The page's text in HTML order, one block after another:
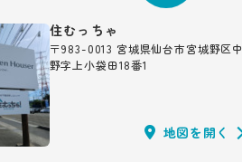
住むっちゃ
〒983-0013 宮城県仙台市宮城野区中
野字上小袋田18番1
地図を開く